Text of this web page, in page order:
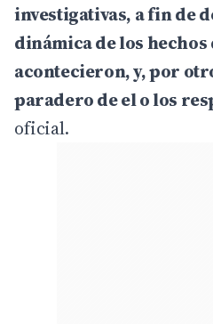
investigativas, a fin de
dinámica de los hechos
acontecieron, y, por
paradero de el o los
oficial.